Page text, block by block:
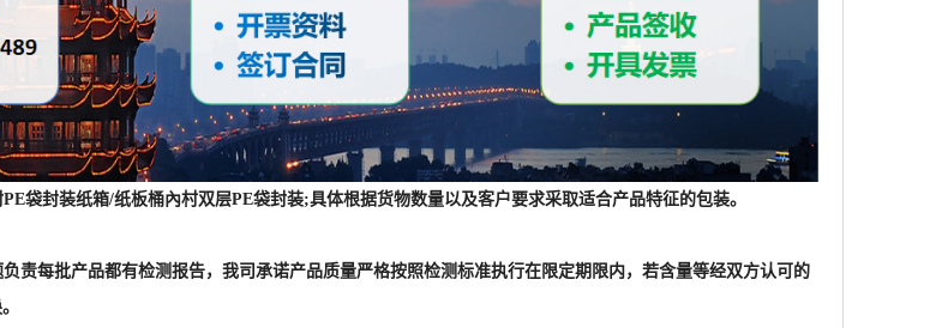
袋封装纸箱/纸板桶內村双层PE袋封装;具体根据货物数量以及客户要求采取适合产品特征的包装。
责每批产品都有检测报告，我司承诺产品质量严格按照检测标准执行在限定期限内，若含量等经双方认可的